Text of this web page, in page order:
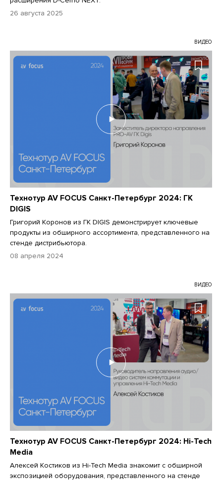
26 августа 2025
ВИДЕО
Технотур AV FOCUS Санкт-Петербург 2024: ГК
DIGIS
Григорий Коронов из ГК DIGIS демонстрирует ключевые
продукты из обширного ассортимента, представленного на
стенде дистрибьютора.
08 апреля 2024
ВИДЕО
Технотур AV FOCUS Санкт-Петербург 2024: Hi-Tech
Media
Алексей Костиков из Hi-Tech Media знакомит с обширной
экспозицией оборудования, представленного на стенде